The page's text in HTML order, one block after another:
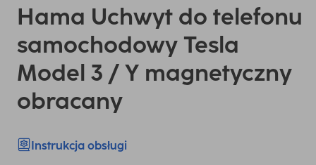
Hama Uchwyt do telefonu
samochodowy Tesla
Model 3 / Y magnetyczny
obracany
Instrukcja obsługi